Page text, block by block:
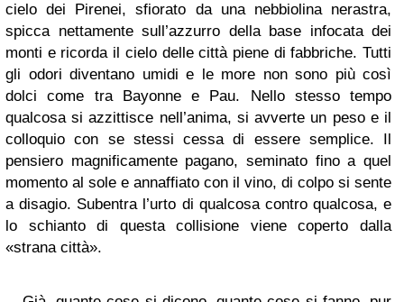
cielo dei Pirenei, sfiorato da una nebbiolina nerastra,
spicca nettamente sull’azzurro della base infocata dei
monti e ricorda il cielo delle città piene di fabbriche. Tutti
gli odori diventano umidi e le more non sono più così
dolci come tra Bayonne e Pau. Nello stesso tempo
qualcosa si azzittisce nell’anima, si avverte un peso e il
colloquio con se stessi cessa di essere semplice. Il
pensiero magnificamente pagano, seminato fino a quel
momento al sole e annaffiato con il vino, di colpo si sente
a disagio. Subentra l’urto di qualcosa contro qualcosa, e
lo schianto di questa collisione viene coperto dalla
«strana città».